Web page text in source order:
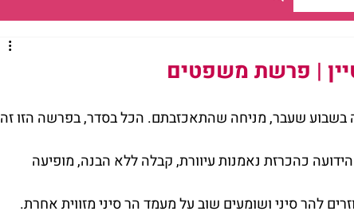
| פרשת משפטים
שעבר, מניחה שהתאכזבתם. הכל בסדר, בפרשה הזו זה
כהכרזת נאמנות עיוורת, קבלה ללא הבנה, מופיעה
להר סיני ושומעים שוב על מעמד הר סיני מזווית אחרת.